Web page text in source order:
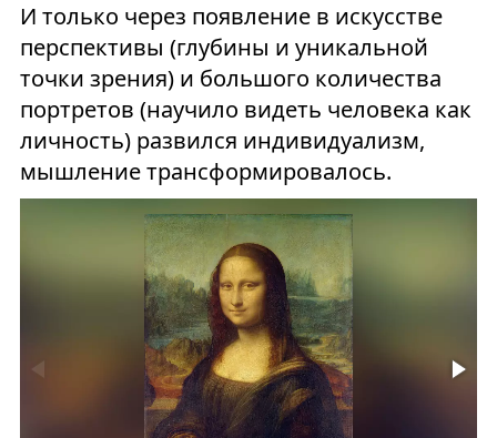
И только через появление в искусстве
перспективы (глубины и уникальной
точки зрения) и большого количества
портретов (научило видеть человека как
личность) развился индивидуализм,
мышление трансформировалось.